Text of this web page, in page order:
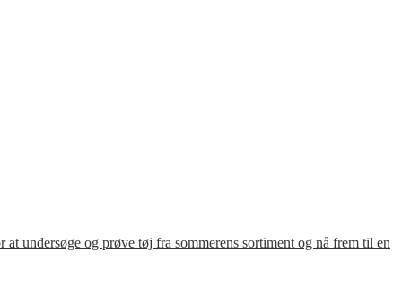
undersøge og prøve tøj fra sommerens sortiment og nå frem til en